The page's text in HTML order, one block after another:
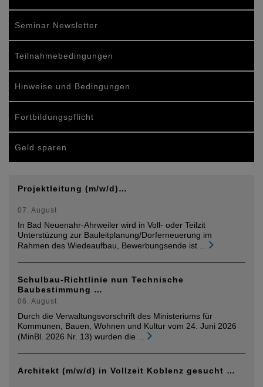
Seminar Newsletter
Teilnahmebedingungen
Hinweise und Bedingungen
Fortbildungspflicht
Geld sparen
Projektleitung (m/w/d)…
07. August
In Bad Neuenahr-Ahrweiler wird in Voll- oder Teilzit
Unterstüzung zur Bauleitplanung/Dorferneuerung im
Rahmen des Wiedeaufbau, Bewerbungsende ist
Schulbau-Richtlinie nun Technische
Baubestimmung …
06. August
Durch die Verwaltungsvorschrift des Ministeriums für
Kommunen, Bauen, Wohnen und Kultur vom 24. Juni 2026
(MinBl. 2026 Nr. 13) wurden die
Architekt (m/w/d) in Vollzeit Koblenz gesucht …